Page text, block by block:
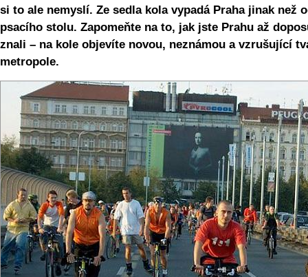
si to ale nemyslí. Ze sedla kola vypadá Praha jinak než
psacího stolu. Zapomeňte na to, jak jste Prahu až
znali – na kole objevíte novou, neznámou a vzrušující
metropole.